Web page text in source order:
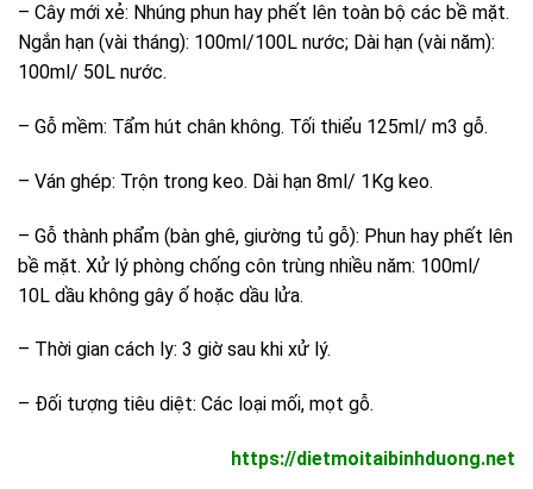
– Cây mới xẻ: Nhúng phun hay phết lên toàn bộ các bề mặt.
Ngắn hạn (vài tháng): 100ml/100L nước; Dài hạn (vài năm):
100ml/ 50L nước.
– Gỗ mềm: Tẩm hút chân không. Tối thiểu 125ml/ m3 gỗ.
– Ván ghép: Trộn trong keo. Dài hạn 8ml/ 1Kg keo.
– Gỗ thành phẩm (bàn ghê, giường tủ gỗ): Phun hay phết lên
bề mặt. Xử lý phòng chống côn trùng nhiều năm: 100ml/
10L dầu không gây ố hoặc dầu lửa.
– Thời gian cách ly: 3 giờ sau khi xử lý.
– Đối tượng tiêu diệt: Các loại mối, mọt gỗ.
https://dietmoitaibinhduong.net